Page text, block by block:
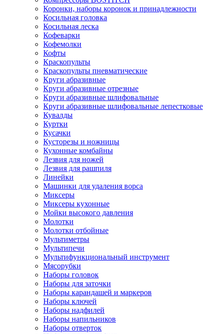
Коронки, наборы коронок и принадлежности
Косильная головка
Косильная леска
Кофеварки
Кофемолки
Кофты
Краскопульты
Краскопульты пневматические
Круги абразивные
Круги абразивные отрезные
Круги абразивные шлифовальные
Круги абразивные шлифовальные лепестковые
Кувалды
Куртки
Кусачки
Кусторезы и ножницы
Кухонные комбайны
Лезвия для ножей
Лезвия для рашпиля
Линейки
Машинки для удаления ворса
Миксеры
Миксеры кухонные
Мойки высокого давления
Молотки
Молотки отбойные
Мультиметры
Мультипечи
Мультифункциональный инструмент
Мясорубки
Наборы головок
Наборы для заточки
Наборы карандашей и маркеров
Наборы ключей
Наборы надфилей
Наборы напильников
Наборы отверток